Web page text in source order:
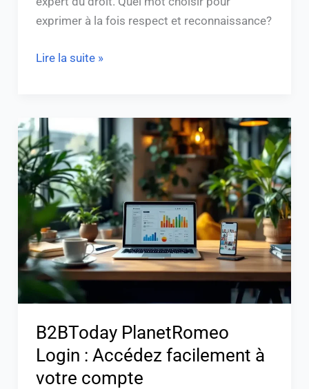
exprimer à la fois respect et reconnaissance?
politesse
àLire la suite »
B2BToday PlanetRomeo
Login : Accédez facilement à
votre compte
B2BToday
PlanetRomeo
Login
:
Accédez
facilement
à
votre
compte